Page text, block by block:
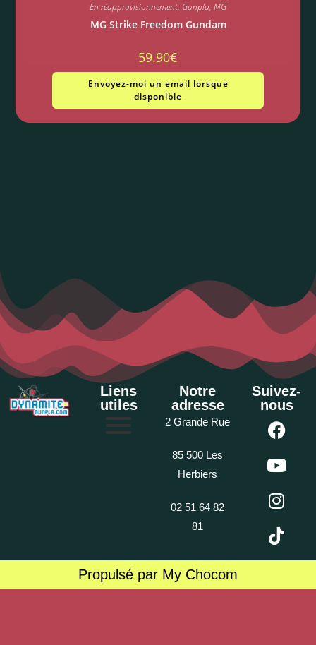
En réapprovisionnement, Gunpla, MG
MG Strike Freedom Gundam
59.90€
Envoyez-moi un email lorsque
disponible
Liens
utiles
Notre
adresse
2 Grande Rue
85 500 Les
Herbiers
02 51 64 82
81
Suivez-
nous
Propulsé par My Chocom